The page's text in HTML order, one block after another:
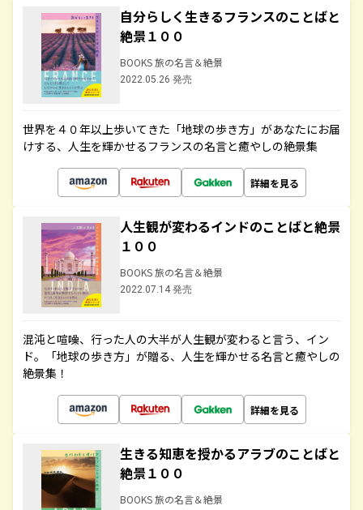
自分らしく生きるフランスのことばと
絶景１００
BOOKS 旅の名言＆絶景
2022.05.26 発売
世界を４０年以上歩いてきた「地球の歩き方」があなたにお届
けする、人生を輝かせるフランスの名言と癒やしの絶景集
詳細を見る
人生観が変わるインドのことばと絶景
１００
BOOKS 旅の名言＆絶景
2022.07.14 発売
混沌と喧噪、行った人の大半が人生観が変わると言う、イン
ド。「地球の歩き方」が贈る、人生を輝かせる名言と癒やしの
絶景集！
詳細を見る
生きる知恵を授かるアラブのことばと
絶景１００
BOOKS 旅の名言＆絶景